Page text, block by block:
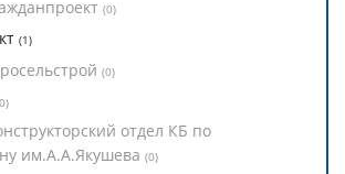
(0)
(1)
(0)
0)
отдел КБ по
им.А.А.Якушева (0)